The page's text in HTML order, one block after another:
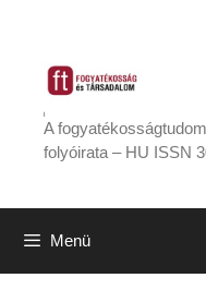
tartalomba
A
folyóirata – HU ISSN
Menü